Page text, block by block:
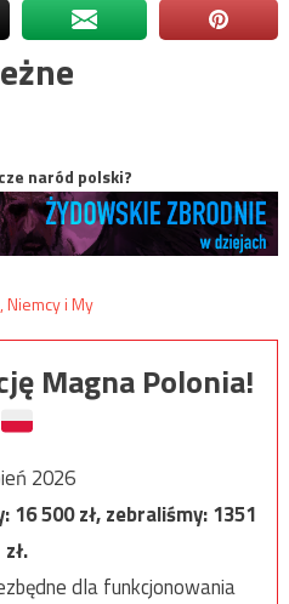
naród polski?
Magna Polonia!
2026
16 500zł, zebraliśmy:1351
zł.
dla funkcjonowania